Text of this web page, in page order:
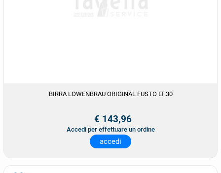
BIRRA LOWENBRAU ORIGINAL FUSTO LT.30
€ 143,96
Accedi per effettuare un ordine
accedi